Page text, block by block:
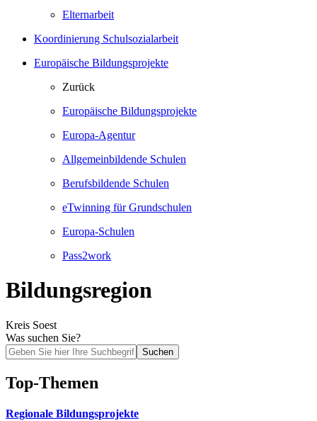
Elternarbeit
Koordinierung Schulsozialarbeit
Europäische Bildungsprojekte
Zurück
Europäische Bildungsprojekte
Europa-Agentur
Allgemeinbildende Schulen
Berufsbildende Schulen
eTwinning für Grundschulen
Europa-Schulen
Pass2work
Bildungsregion
Kreis Soest
Was suchen Sie?
Suchen
Top-Themen
Regionale Bildungsprojekte